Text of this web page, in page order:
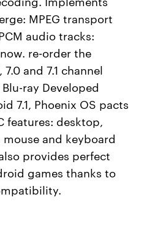
MPEG transport
audio tracks:
re-order the
and 7.1 channel
ray Developed
7.1, Phoenix OS pacts
features: desktop,
and keyboard
provides perfect
games thanks to